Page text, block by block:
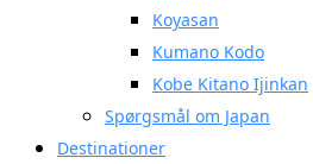
Koyasan
Kumano Kodo
Kobe Kitano Ijinkan
Spørgsmål om Japan
Destinationer